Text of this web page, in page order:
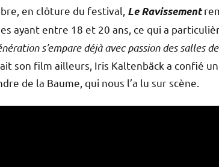
en clôture du festival, Le Ravissement
ayant entre 18 et 20 ans, ce qui a
s’empare déjà avec passion des salles
son film ailleurs, Iris Kaltenbäck a confié
de la Baume, qui nous l’a lu sur scène.